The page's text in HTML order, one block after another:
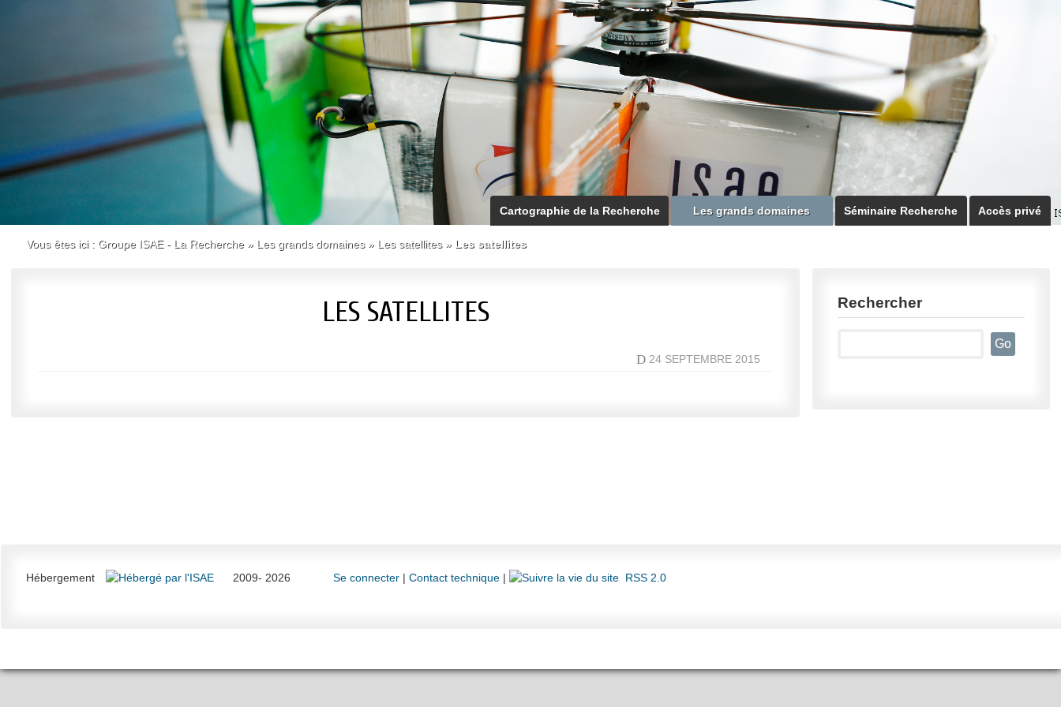
Accès privé
Séminaire Recherche
Les grands domaines
Cartographie de la Recherche
Vous êtes ici : Groupe ISAE - La Recherche» Les grands domaines» Les satellites» Les satellites
LES SATELLITES
D 24 SEPTEMBRE 2015
Rechercher
Hébergement 2009- 2026 Se connecter |Contact technique | RSS 2.0